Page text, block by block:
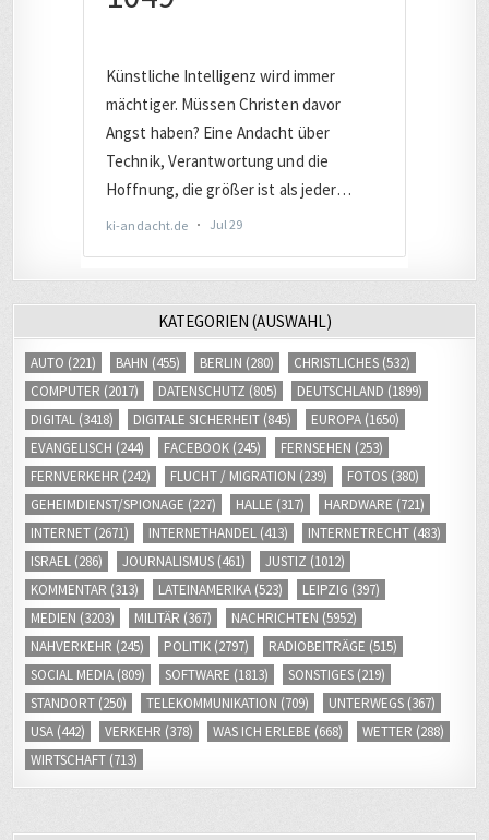
AUTO(221) BAHN(455) BERLIN(280) CHRISTLICHES(532)
COMPUTER
(2017) DATENSCHUTZ (805) DEUTSCHLAND(1899)
DIGITAL (3418) DIGITALE SICHERHEIT(845) EUROPA(1650)
EVANGELISCH (244) FACEBOOK(245) FERNSEHEN(253)
FERNVERKEHR(242) FLUCHT / MIGRATION(239) FOTOS
GEHEIMDIENST/SPIONAGE(227) HALLE (317) HARDWARE(721)
INTERNET(2671) INTERNETHANDEL(413) INTERNETRECHT(483)
ISRAEL(286) JOURNALISMUS(461) JUSTIZ
(1012)
KOMMENTAR
(313) LATEINAMERIKA (523) LEIPZIG
MEDIEN(3203) MILITÄR(367) NACHRICHTEN(5952)
NAHVERKEHR(245) POLITIK (2797) RADIOBEITRÄGE
SOCIAL MEDIA (809) SOFTWARE(1813) SONSTIGES(219)
STANDORT(250) TELEKOMMUNIKATION (709) UNTERWEGS
USA(442) VERKEHR(378) WAS ICH ERLEBE (668) WETTER(288)
WIRTSCHAFT(713)